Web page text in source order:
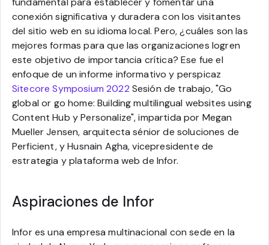
conexión significativa y duradera con los visitantes
del sitio web en su idioma local. Pero, ¿cuáles son las
mejores formas para que las organizaciones logren
este objetivo de importancia crítica? Ese fue el
enfoque de un informe informativo y perspicaz
Sitecore Symposium 2022 Sesión de trabajo, "Go
global or go home: Building multilingual websites using
Content Hub y Personalize", impartida por Megan
Mueller Jensen, arquitecta sénior de soluciones de
Perficient, y Husnain Agha, vicepresidente de
estrategia y plataforma web de Infor.
Aspiraciones de Infor
Infor es una empresa multinacional con sede en la